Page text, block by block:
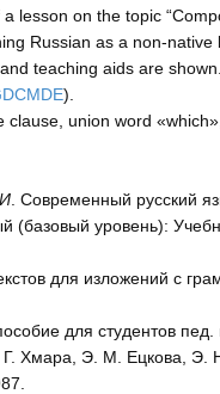
lesson on the topic
Russian as a non-
teaching aids are
).
union word
. Современный русский
(базовый уровень):
для изложений с
для студентов
Хмара, Э. М. Ецкова, Э.